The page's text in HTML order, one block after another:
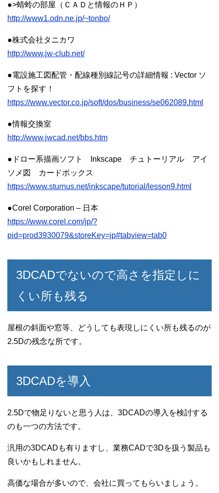
●>蜻蛉の部屋（ＣＡＤと情報のＨＰ）
http://www1.odn.ne.jp/~tonbo/
●株式会社タニカワ
http://www.jw-club.net/
●電設施工図配管・配線種別線記号の詳細情報 : Vector ソ
フトを探す！
https://www.vector.co.jp/soft/dos/business/se062089.html
●情報交換室
http://www.jwcad.net/bbs.htm
●ドロー系描画ソフト Inkscape チュトーリアル アイ
ソメ図 カードボックス
https://www.sturnus.net/inkscape/tutorial/lesson9.html
●Corel Corporation – 日本
https://www.corel.com/jp/?
pid=prod3930079&storeKey=jp#tabview=tab0
3DCADでないので高さを指定しに
くい所も残る
屋根の斜面や窓等、どうしても表現しにくい所も残るのが
2.5Dの残念な所です。
3DCADを導入
2.5Dで物足りないと思う人は、3DCADの導入を検討する
のも一つの方法です。
汎用の3DCADも有りますし、業務CADで3Dを扱う製品も
良いかもしれません。
高価な場合が多いので、会社に買ってもらいましょう。